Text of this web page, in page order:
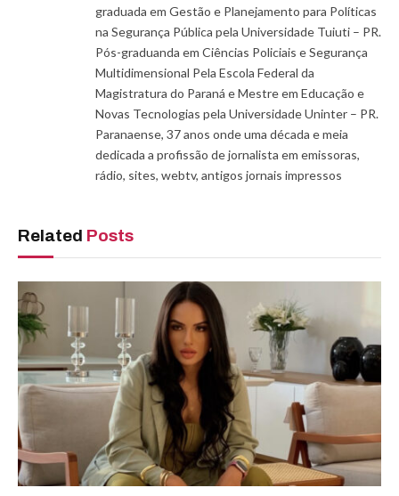
graduada em Gestão e Planejamento para Políticas
na Segurança Pública pela Universidade Tuiuti – PR.
Pós-graduanda em Ciências Policiais e Segurança
Multidimensional Pela Escola Federal da
Magistratura do Paraná e Mestre em Educação e
Novas Tecnologias pela Universidade Uninter – PR.
Paranaense, 37 anos onde uma década e meia
dedicada a profissão de jornalista em emissoras,
rádio, sites, webtv, antigos jornais impressos
Related Posts